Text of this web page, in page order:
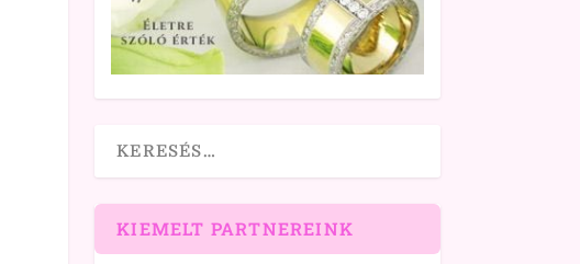
KIEMELT PARTNEREINK